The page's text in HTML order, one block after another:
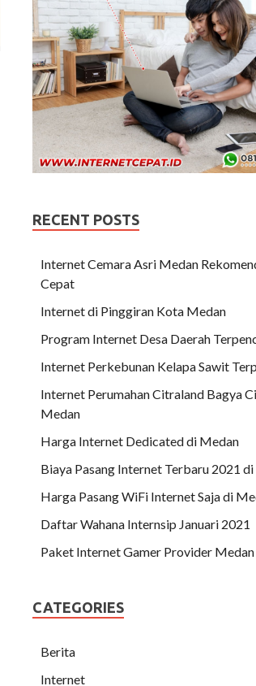
RECENT POSTS
Internet Cemara Asri Medan
Cepat
Internet di Pinggiran Kota Medan
Program Internet Desa Daerah
Internet Perkebunan Kelapa Sawit
Internet Perumahan Citraland Bagya
Medan
Harga Internet Dedicated di Medan
Biaya Pasang Internet Terbaru 2021
Harga Pasang WiFi Internet Saja di
Daftar Wahana Internsip Januari 2021
Paket Internet Gamer Provider Medan
CATEGORIES
Berita
Internet